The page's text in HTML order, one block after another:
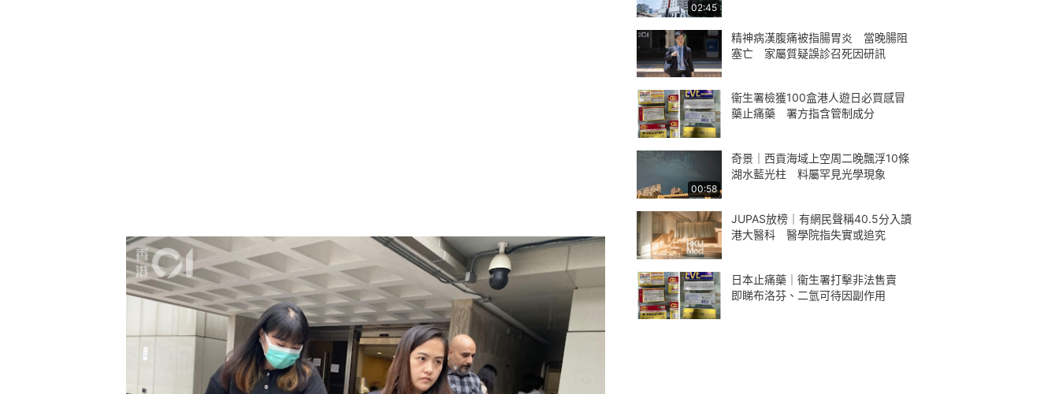
02:45
精神病漢腹痛被指腸胃炎 當晚腸阻
塞亡 家屬質疑誤診召死因研訊
衞生署檢獲100盒港人遊日必買感冒
藥止痛藥 署方指含管制成分
00:58
奇景｜西貢海域上空周二晚飄浮10條
湖水藍光柱 料屬罕見光學現象
JUPAS放榜｜有網民聲稱40.5分入讀
港大醫科 醫學院指失實或追究
日本止痛藥｜衞生署打擊非法售賣
即睇布洛芬、二氫可待因副作用